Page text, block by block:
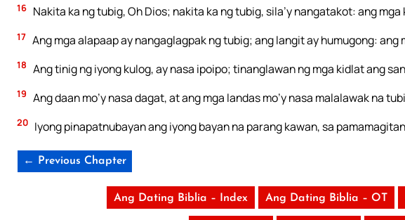
16 Nakita ka ng tubig, Oh Dios; nakita ka ng tubig, sila’y nangatakot: ang
17 Ang mga alapaap ay nangaglagpak ng tubig; ang langit ay humugong: ang
18 Ang tinig ng iyong kulog, ay nasa ipoipo; tinanglawan ng mga kidlat ang
19 Ang daan mo’y nasa dagat, at ang mga landas mo’y nasa malalawak na
20 Iyong pinapatnubayan ang iyong bayan na parang kawan, sa
← Previous Chapter
Ang Dating Biblia – Index Ang Dating Biblia – OT